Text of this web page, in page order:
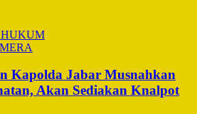
Kapolda Jabar Musnahkan
Akan Sediakan Knalpot